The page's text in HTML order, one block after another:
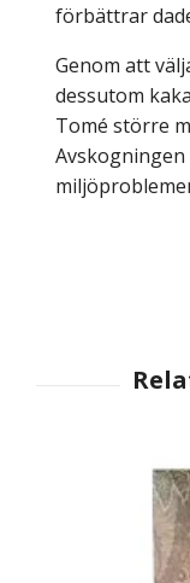
förbättrar
Genom att
dessutom
Tomé större